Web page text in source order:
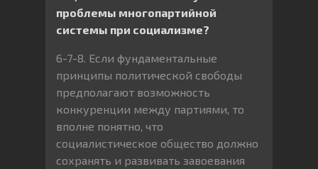
проблемы многопартийной
системы при социализме?
6-7-8. Если фундаментальные
принципы политической свободы
предполагают возможность
конкуренции между партиями, то
вполне понятно, что
социалистическое общество должно
сохранять и развивать завоевания